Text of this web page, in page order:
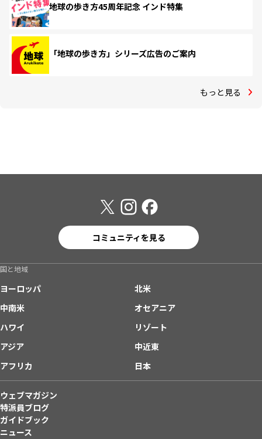
地球の歩き方45周年記念 インド特集
「地球の歩き方」シリーズ広告のご案内
もっと見る
コミュニティを見る
国と地域
ヨーロッパ
北米
中南米
オセアニア
ハワイ
リゾート
アジア
中近東
アフリカ
日本
ウェブマガジン
特派員ブログ
ガイドブック
ニュース